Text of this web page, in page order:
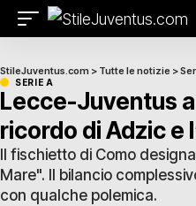
StileJuventus.com > Tutte le notizie >
SERIE A
Lecce-Juventus
ricordo di Adzic e
Il fischietto di Como
Mare". Il bilancio
con qualche polemica.